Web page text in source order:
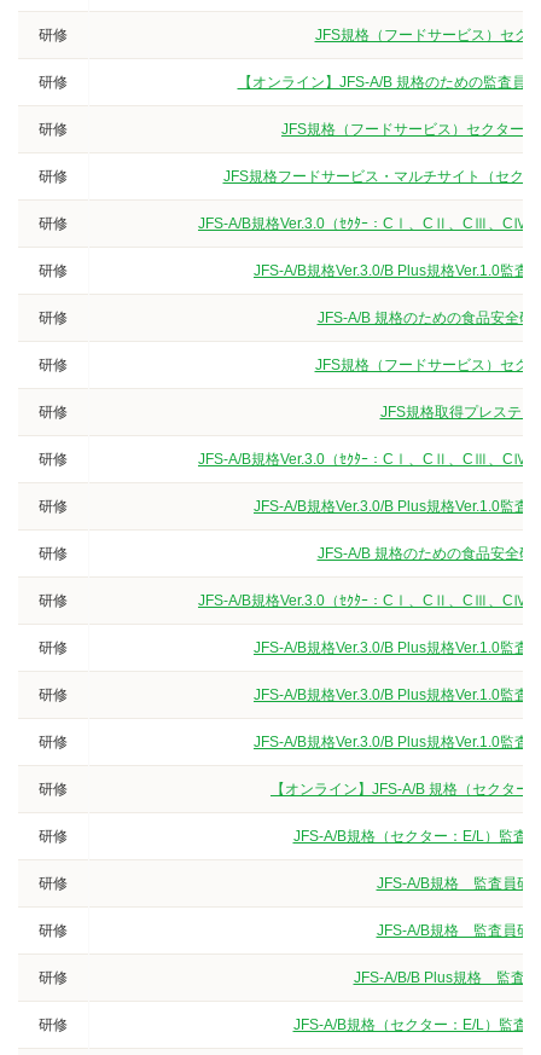
研修 JFS規格（フードサービス）セク
研修 【オンライン】JFS-A/B 規格のための監査
研修 JFS規格（フードサービス）セクター
研修 JFS規格フードサービス・マルチサイト（セク
研修 JFS-A/B規格Ver.3.0（ｾｸﾀｰ：CⅠ、CⅡ、CⅢ、CⅣ/K
研修 JFS-A/B規格Ver.3.0/B Plus規格Ver.1.0監
研修 JFS-A/B 規格のための食品安全
研修 JFS規格（フードサービス）セク
研修 JFS規格取得プレステ
研修 JFS-A/B規格Ver.3.0（ｾｸﾀｰ：CⅠ、CⅡ、CⅢ、CⅣ/K
研修 JFS-A/B規格Ver.3.0/B Plus規格Ver.1.0監
研修 JFS-A/B 規格のための食品安全
研修 JFS-A/B規格Ver.3.0（ｾｸﾀｰ：CⅠ、CⅡ、CⅢ、CⅣ/K
研修 JFS-A/B規格Ver.3.0/B Plus規格Ver.1.0監
研修 JFS-A/B規格Ver.3.0/B Plus規格Ver.1.0監
研修 JFS-A/B規格Ver.3.0/B Plus規格Ver.1.0監
研修 【オンライン】JFS-A/B 規格（セクタ
研修 JFS-A/B規格（セクター：E/L）監査
研修 JFS-A/B規格 監査員研
研修 JFS-A/B規格 監査員研
研修 JFS-A/B/B Plus規格 監査員
研修 JFS-A/B規格（セクター：E/L）監査